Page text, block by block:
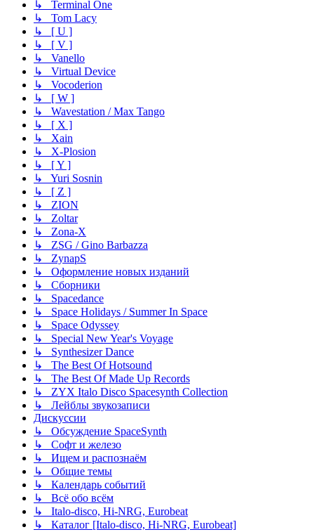
↳ Terminal One
↳ Tom Lacy
↳ [ U ]
↳ [ V ]
↳ Vanello
↳ Virtual Device
↳ Vocoderion
↳ [ W ]
↳ Wavestation / Max Tango
↳ [ X ]
↳ Xain
↳ X-Plosion
↳ [ Y ]
↳ Yuri Sosnin
↳ [ Z ]
↳ ZION
↳ Zoltar
↳ Zona-X
↳ ZSG / Gino Barbazza
↳ ZynapS
↳ Оформление новых изданий
↳ Сборники
↳ Spacedance
↳ Space Holidays / Summer In Space
↳ Space Odyssey
↳ Special New Year's Voyage
↳ Synthesizer Dance
↳ The Best Of Hotsound
↳ The Best Of Made Up Records
↳ ZYX Italo Disco Spacesynth Collection
↳ Лейблы звукозаписи
Дискуссии
↳ Обсуждение SpaceSynth
↳ Софт и железо
↳ Ищем и распознаём
↳ Общие темы
↳ Календарь событий
↳ Всё обо всём
↳ Italo-disco, Hi-NRG, Eurobeat
↳ Каталог [Italo-disco, Hi-NRG, Eurobeat]